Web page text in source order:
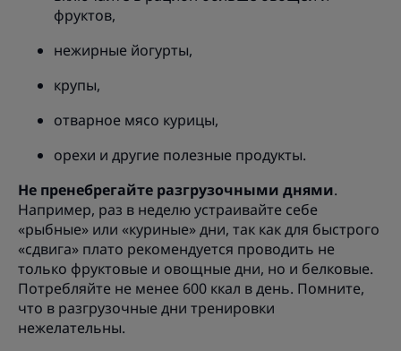
фруктов,
нежирные йогурты,
крупы,
отварное мясо курицы,
орехи и другие полезные продукты.
Не пренебрегайте разгрузочными днями.
Например, раз в неделю устраивайте себе
«рыбные» или «куриные» дни, так как для быстрого
«сдвига» плато рекомендуется проводить не
только фруктовые и овощные дни, но и белковые.
Потребляйте не менее 600 ккал в день. Помните,
что в разгрузочные дни тренировки
нежелательны.